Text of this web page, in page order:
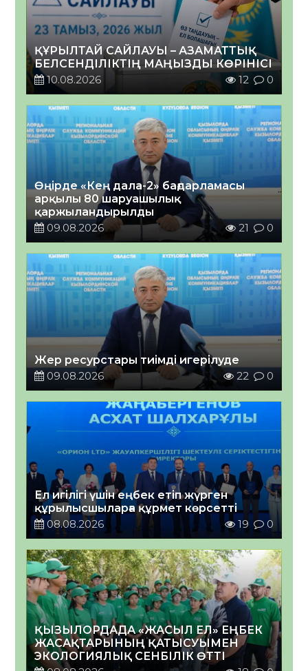
ҚҰРЫЛТАЙ САЙЛАУЫ – АЗАМАТТЫҚ
БЕЛСЕНДІЛІКТІҢ МАҢЫЗДЫ КӨРІНІСІ
10.08.2026
12 0
Өңірде «Кең дала-2» бағдарламасы
арқылы 80 шаруашылық
қаржыландырылды
09.08.2026
21 0
Жер ресурстары тиімді игерілуде
09.08.2026
22 0
Ел игілігі үшін еңбек етіп жүрген
құрылысшыларға құрмет көрсетті
08.08.2026
19 0
ҚЫЗЫЛОРДАДА «ЖАСЫЛ ЕЛ» ЕҢБЕК
ЖАСАҚТАРЫНЫҢ ҚАТЫСУЫМЕН
ЭКОЛОГИЯЛЫҚ СЕНБІЛІК ӨТТІ